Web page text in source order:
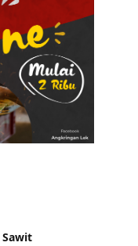
Sawit